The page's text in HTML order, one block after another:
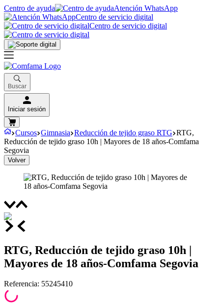
Centro de ayuda
Atención WhatsApp
Centro de servicio digital
Centro de servicio digital
Buscar
Iniciar sesión
Cursos Gimnasia Reducción de tejido graso RTG RTG,
Reducción de tejido graso 10h | Mayores de 18 años-Comfama
Segovia
Volver
RTG, Reducción de tejido graso 10h |
Mayores de 18 años-Comfama Segovia
Referencia: 55245410